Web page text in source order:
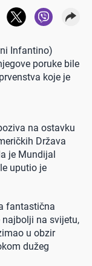
Infantino)
poruke bile
koje je
na ostavku
Država
je Mundijal
uputio je
fantastična
najbolji na svijetu,
u obzir
dužeg